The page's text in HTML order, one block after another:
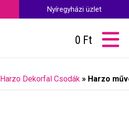
Nyíregyházi üzlet
0 Ft
Harzo Dekorfal Csodák » Harzo